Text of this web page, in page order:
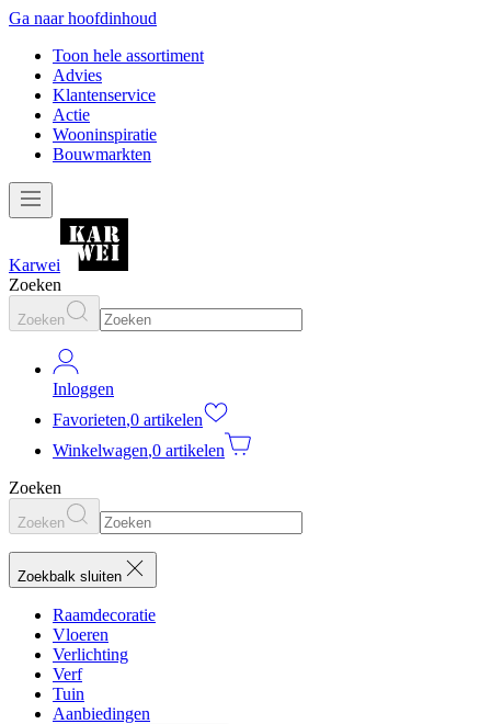
Ga naar hoofdinhoud
Toon hele assortiment
Advies
Klantenservice
Actie
Wooninspiratie
Bouwmarkten
Karwei
Zoeken
Zoeken
Inloggen
Favorieten,0 artikelen
Winkelwagen,0 artikelen
Zoeken
Zoeken
Zoekbalk sluiten
Raamdecoratie
Vloeren
Verlichting
Verf
Tuin
Aanbiedingen